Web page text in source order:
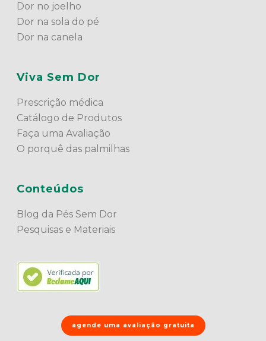
Dor no joelho
Dor na sola do pé
Dor na canela
Viva Sem Dor
Prescrição médica
Catálogo de Produtos
Faça uma Avaliação
O porquê das palmilhas
Conteúdos
Blog da Pés Sem Dor
Pesquisas e Materiais
agende uma avaliação gratuita